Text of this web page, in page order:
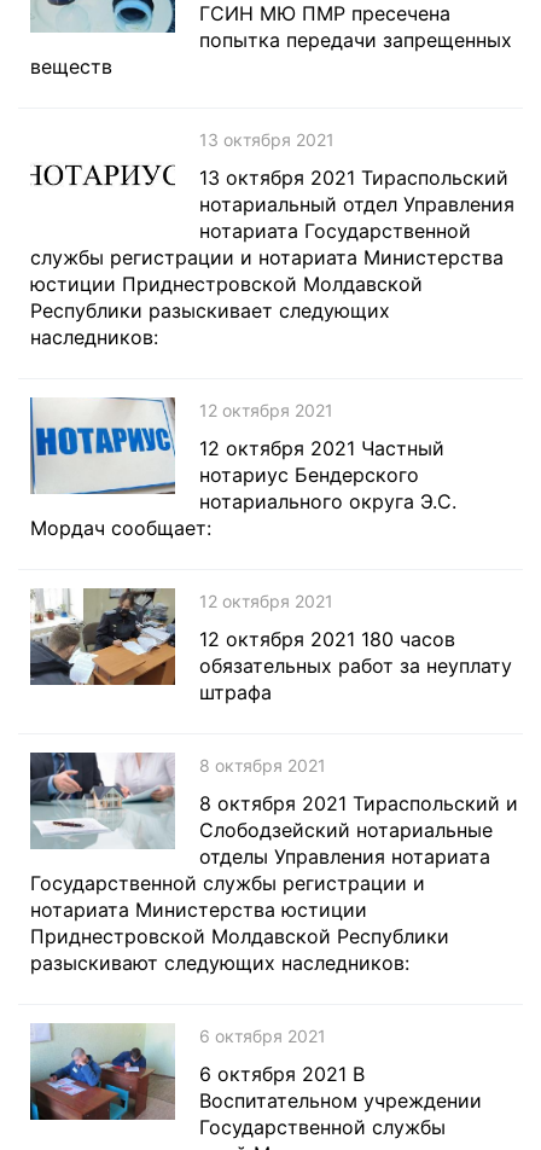
ГСИН МЮ ПМР пресечена
попытка передачи запрещенных
веществ
13 октября 2021
13 октября 2021 Тираспольский
нотариальный отдел Управления
нотариата Государственной
службы регистрации и нотариата Министерства
юстиции Приднестровской Молдавской
Республики разыскивает следующих
наследников:
12 октября 2021
12 октября 2021 Частный
нотариус Бендерского
нотариального округа Э.С.
Мордач сообщает:
12 октября 2021
12 октября 2021 180 часов
обязательных работ за неуплату
штрафа
8 октября 2021
8 октября 2021 Тираспольский и
Слободзейский нотариальные
отделы Управления нотариата
Государственной службы регистрации и
нотариата Министерства юстиции
Приднестровской Молдавской Республики
разыскивают следующих наследников:
6 октября 2021
6 октября 2021 В
Воспитательном учреждении
Государственной службы